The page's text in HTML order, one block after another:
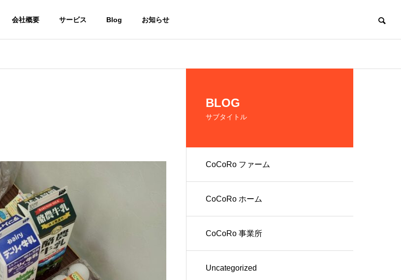
会社概要 サービス Blog お知らせ
環境を提供
共同生活援助グループ
ホーム CoCoRoホーム
農業生産法人 株式会社
境を提供
就労継続支援A型
BLOG
サブタイトル
CoCoRo ファーム
CoCoRo ホーム
CoCoRo 事業所
Uncategorized